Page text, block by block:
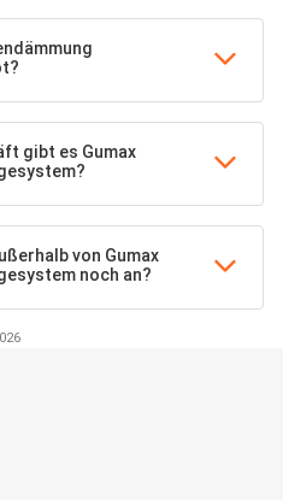
gibt es Gumax
von Gumax
noch an?